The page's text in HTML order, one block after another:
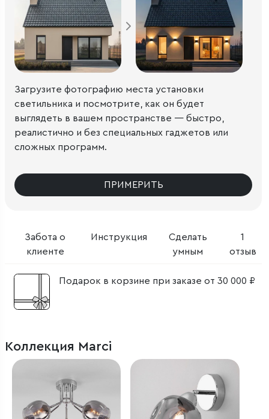
Забота о
клиенте
Инструкция
Сделать
умным
1
отзыв
Подарок в корзине при заказе от 30 000 ₽
Загрузите фотографию места установки
светильника и посмотрите, как он будет
выглядеть в вашем пространстве — быстро,
реалистично и без специальных гаджетов или
сложных программ.
ПРИМЕРИТЬ
Коллекция Marci